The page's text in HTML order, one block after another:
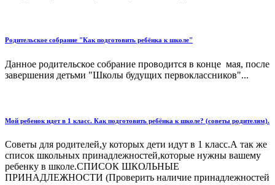
Родительское собрание "Как подготовить ребёнка к школе"
Данное родительское собрание проводится в конце мая, после
завершения детьми "Школы будущих первоклассников"...
Мой ребенок идет в 1 класс. Как подготовить ребёнка к школе? (советы родителям).
Советы для родителей,у которых дети идут в 1 класс.А так же
список школьных принадлежностей,которые нужны вашему
ребенку в школе.СПИСОК ШКОЛЬНЫЕ
ПРИНАДЛЕЖНОСТИ (Проверить наличие принадлежностей